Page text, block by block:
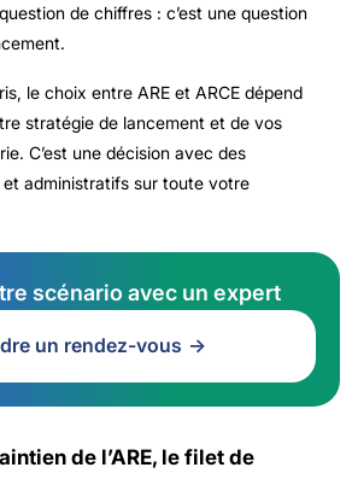
de chiffres : c’est une question
le choix entre ARE et ARCE dépend
stratégie de lancement et de vos
C’est une décision avec des
administratifs sur toute votre
scénario avec un expert
un rendez-vous
de l’ARE, le filet de